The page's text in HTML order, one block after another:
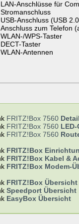
LAN-Anschlüsse für
Stromanschluss
USB-Anschluss (USB
Anschluss zum Telefon
WLAN-/WPS-Taster
DECT-Taster
WLAN-Antennen
FRITZ!Box 7560
FRITZ!Box 7560
FRITZ!Box 7560
FRITZ!Box
FRITZ!Box Kabel &
FRITZ!Box Modem-
FRITZ!Box Übersicht
Speedport Übersicht
EasyBox Übersicht